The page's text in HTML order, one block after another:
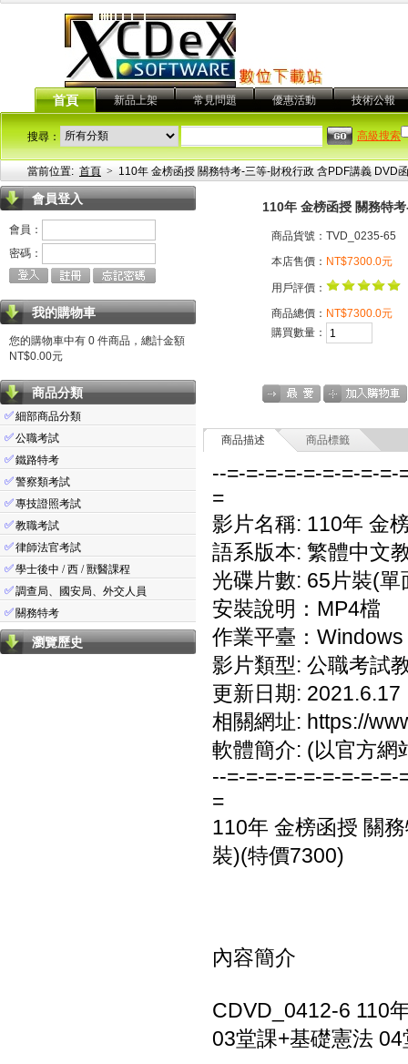
首頁 新品上架 常見問題 優惠活動 技術公報
搜尋： 高級搜索
當前位置: 首頁 > 110年 金榜函授 關務特考-三等-財稅行政 含PDF講義 DVD
會員登入
會員：
密碼：
我的購物車
您的購物車中有 0 件商品，總計金額
NT$0.00元
商品分類
✅細部商品分類
✅公職考試
✅鐵路特考
✅警察類考試
✅專技證照考試
✅教職考試
✅律師法官考試
✅學士後中 / 西 / 獸醫課程
✅調查局、國安局、外交人員
✅ 關務特考
瀏覽歷史
110年 金榜函授 關務特
商品貨號：TVD_0235-65
本店售價： NT$7300.0元
用戶評價：
商品總價： NT$7300.0元
購買數量：
商品描述 商品標籤
--=-=-=-=-=-=-=-=-=-
=
影片名稱: 110年 金
語系版本: 繁體中文
光碟片數: 65片裝(單
安裝說明：MP4檔
作業平臺：
影片類型: 公職考試
更新日期: 2021.6.17
相關網址: https://
軟體簡介: (以官方網
--=-=-=-=-=-=-=-=-=-
=
110年 金榜函授 關
裝)(特價7300)
內容簡介
CDVD_0412-6 110
03堂課+基礎憲法